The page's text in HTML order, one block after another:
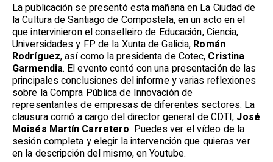
La publicación se presentó esta mañana en La Ciudad de
la Cultura de Santiago de Compostela, en un acto en el
que intervinieron el conselleiro de Educación, Ciencia,
Universidades y FP de la Xunta de Galicia, Román
Rodríguez, así como la presidenta de Cotec, Cristina
Garmendia. El evento contó con una presentación de las
principales conclusiones del informe y varias reflexiones
sobre la Compra Pública de Innovación de
representantes de empresas de diferentes sectores. La
clausura corrió a cargo del director general de CDTI, José
Moisés Martín Carretero. Puedes ver el vídeo de la
sesión completa y elegir la intervención que quieras ver
en la descripción del mismo, en Youtube.